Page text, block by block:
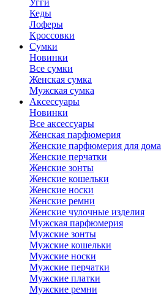
Угги
Кеды
Лоферы
Кроссовки
Сумки
Новинки
Все сумки
Женская сумка
Мужская сумка
Аксессуары
Новинки
Все аксессуары
Женская парфюмерия
Женские парфюмерия для дома
Женские перчатки
Женские зонты
Женские кошельки
Женские носки
Женские ремни
Женские чулочные изделия
Мужская парфюмерия
Мужские зонты
Мужские кошельки
Мужские носки
Мужские перчатки
Мужские платки
Мужские ремни